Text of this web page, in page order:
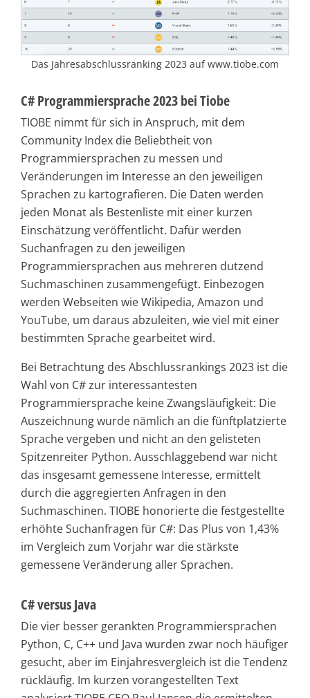
Das Jahresabschlussranking 2023 auf www.tiobe.com
C# Programmiersprache 2023 bei Tiobe
TIOBE nimmt für sich in Anspruch, mit dem
Community Index die Beliebtheit von
Programmiersprachen zu messen und
Veränderungen im Interesse an den jeweiligen
Sprachen zu kartografieren. Die Daten werden
jeden Monat als Bestenliste mit einer kurzen
Einschätzung veröffentlicht. Dafür werden
Suchanfragen zu den jeweiligen
Programmiersprachen aus mehreren dutzend
Suchmaschinen zusammengefügt. Einbezogen
werden Webseiten wie Wikipedia, Amazon und
YouTube, um daraus abzuleiten, wie viel mit einer
bestimmten Sprache gearbeitet wird.
Bei Betrachtung des Abschlussrankings 2023 ist die
Wahl von C# zur interessantesten
Programmiersprache keine Zwangsläufigkeit: Die
Auszeichnung wurde nämlich an die fünftplatzierte
Sprache vergeben und nicht an den gelisteten
Spitzenreiter Python. Ausschlaggebend war nicht
das insgesamt gemessene Interesse, ermittelt
durch die aggregierten Anfragen in den
Suchmaschinen. TIOBE honorierte die festgestellte
erhöhte Suchanfragen für C#: Das Plus von 1,43%
im Vergleich zum Vorjahr war die stärkste
gemessene Veränderung aller Sprachen.
C# versus Java
Die vier besser gerankten Programmiersprachen
Python, C, C++ und Java wurden zwar noch häufiger
gesucht, aber im Einjahresvergleich ist die Tendenz
rückläufig. Im kurzen vorangestellten Text